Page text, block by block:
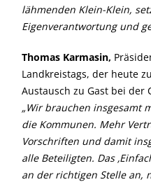
lähmenden Klein-Klein,
Eigenverantwortung und
Thomas Karmasin,
Landkreistags, der heute
Austausch zu Gast bei der
Wir brauchen insgesamt
die Kommunen. Mehr
Vorschriften und damit
alle Beteiligten. Das
an der richtigen Stelle an,